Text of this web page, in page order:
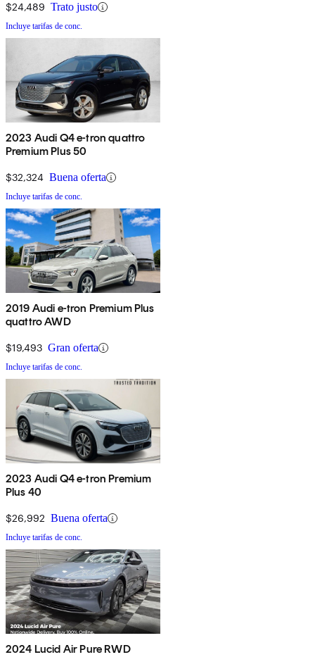
$24,489 Trato justo
Incluye tarifas de conc.
2023 Audi Q4 e-tron quattro
Premium Plus 50
$32,324 Buena oferta
Incluye tarifas de conc.
2019 Audi e-tron Premium Plus
quattro AWD
$19,493 Gran oferta
Incluye tarifas de conc.
2023 Audi Q4 e-tron Premium
Plus 40
$26,992 Buena oferta
Incluye tarifas de conc.
2024 Lucid Air Pure RWD